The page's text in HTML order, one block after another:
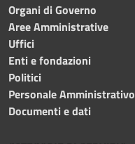
Organi di Governo
Aree Amministrative
Uffici
Enti e fondazioni
Politici
Personale Amministrativo
Documenti e dati